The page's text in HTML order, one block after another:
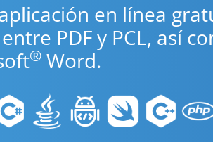
en línea
PDF y PCL, así
® Word.